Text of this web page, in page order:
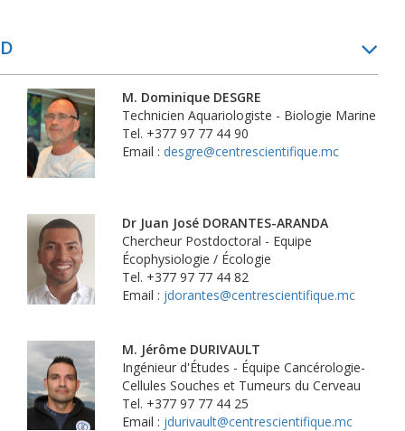
D
M. Dominique DESGRE
Technicien Aquariologiste - Biologie Marine
Tel. +377 97 77 44 90
Email : desgre@centrescientifique.mc
Dr Juan José DORANTES-ARANDA
Chercheur Postdoctoral - Equipe
Écophysiologie / Écologie
Tel. +377 97 77 44 82
Email : jdorantes@centrescientifique.mc
M. Jérôme DURIVAULT
Ingénieur d'Études - Équipe Cancérologie-
Cellules Souches et Tumeurs du Cerveau
Tel. +377 97 77 44 25
Email : jdurivault@centrescientifique.mc